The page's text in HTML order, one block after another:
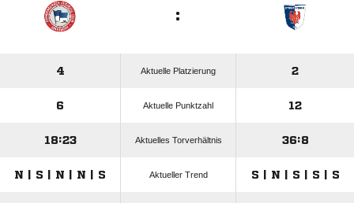
:
4 Aktuelle Platzierung 2
6 Aktuelle Punktzahl 12
18:23 Aktuelles Torverhältnis 36:8
N | S | N | N | S Aktueller Trend S | N | S | S | S